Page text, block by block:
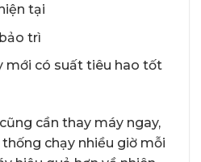
tại
trì
mới có suất tiêu hao tốt
cần thay máy ngay,
chạy nhiều giờ mỗi